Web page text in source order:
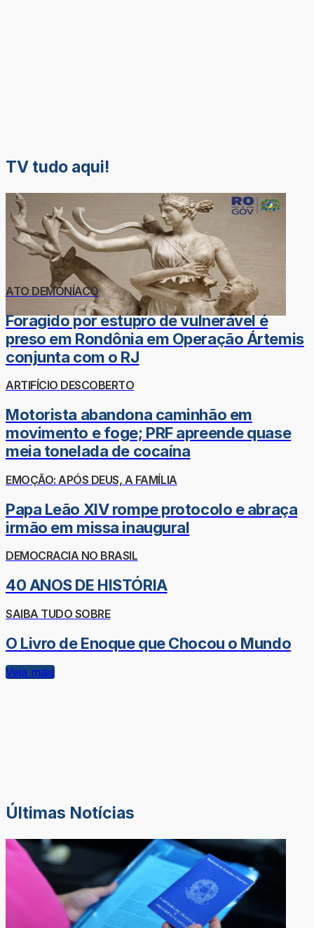
TV tudo aqui!
ATO DEMONÍACO
Foragido por estupro de vulnerável é
preso em Rondônia em Operação Ártemis
conjunta com o RJ
ARTIFÍCIO DESCOBERTO
Motorista abandona caminhão em
movimento e foge; PRF apreende quase
meia tonelada de cocaína
EMOÇÃO: APÓS DEUS, A FAMÍLIA
Papa Leão XIV rompe protocolo e abraça
irmão em missa inaugural
DEMOCRACIA NO BRASIL
40 ANOS DE HISTÓRIA
SAIBA TUDO SOBRE
O Livro de Enoque que Chocou o Mundo
Veja mais
Últimas Notícias